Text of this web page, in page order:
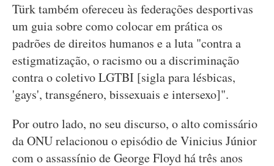
Türk também ofereceu às federações desportivas
um guia sobre como colocar em prática os
padrões de direitos humanos e a luta "contra a
estigmatização, o racismo ou a discriminação
contra o coletivo LGTBI [sigla para lésbicas,
'gays', transgénero, bissexuais e intersexo]".
Por outro lado, no seu discurso, o alto comissário
da ONU relacionou o episódio de Vinicius Júnior
com o assassínio de George Floyd há três anos